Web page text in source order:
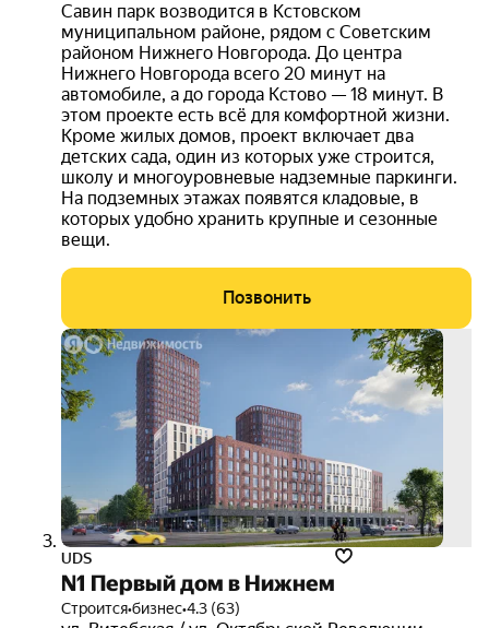
Савин парк возводится в Кстовском
муниципальном районе, рядом с Советским
районом Нижнего Новгорода. До центра
Нижнего Новгорода всего 20 минут на
автомобиле, а до города Кстово — 18 минут. В
этом проекте есть всё для комфортной жизни.
Кроме жилых домов, проект включает два
детских сада, один из которых уже строится,
школу и многоуровневые надземные паркинги.
На подземных этажах появятся кладовые, в
которых удобно хранить крупные и сезонные
вещи.
Позвонить
UDS
N1 Первый дом в Нижнем
Строится•бизнес•4.3 (63)